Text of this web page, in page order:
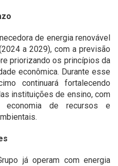
de energia renovável
a 2029), com a previsão
priorizando os princípios da
econômica. Durante esse
continuará fortalecendo
instituições de ensino, com
economia de recursos e
já operam com energia